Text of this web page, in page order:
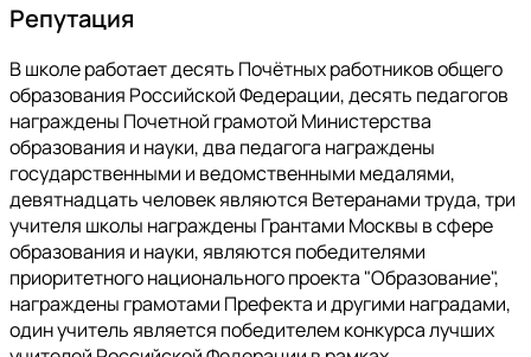
Репутация
В школе работает десять Почётных работников общего
образования Российской Федерации, десять педагогов
награждены Почетной грамотой Министерства
образования и науки, два педагога награждены
государственными и ведомственными медалями,
девятнадцать человек являются Ветеранами труда, три
учителя школы награждены Грантами Москвы в сфере
образования и науки, являются победителями
приоритетного национального проекта "Образование",
награждены грамотами Префекта и другими наградами,
один учитель является победителем конкурса лучших